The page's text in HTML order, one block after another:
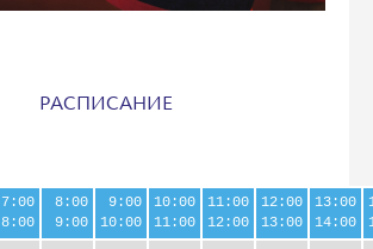
РАСПИСАНИЕ
7:00
8:00
8:00
9:00
9:00
10:00
10:00
11:00
11:00
12:00
12:00
13:00
13:00
14:00